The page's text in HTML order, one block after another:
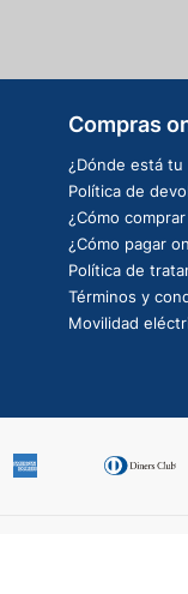
Compras
¿Dónde está tu
Política de
¿Cómo
¿Cómo pagar
Política de
Términos y
Movilidad